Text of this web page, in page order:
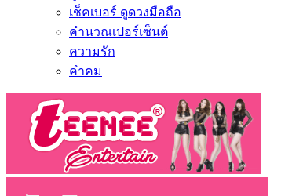
เช็คเบอร์ ดูดวงมือถือ
คำนวณเปอร์เซ็นต์
ความรัก
คำคม